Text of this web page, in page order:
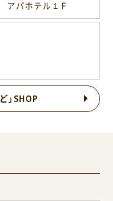
アパホテル１Ｆ
」SHOP